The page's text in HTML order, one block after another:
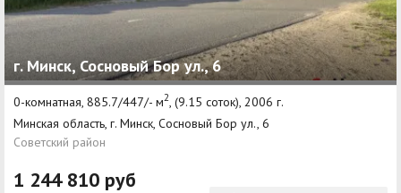
г. Минск, Сосновый Бор ул., 6
0-комнатная, 885.7/447/- м2, (9.15 соток), 2006 г.
Минская область, г. Минск, Сосновый Бор ул., 6
Советский район
1 244 810 руб